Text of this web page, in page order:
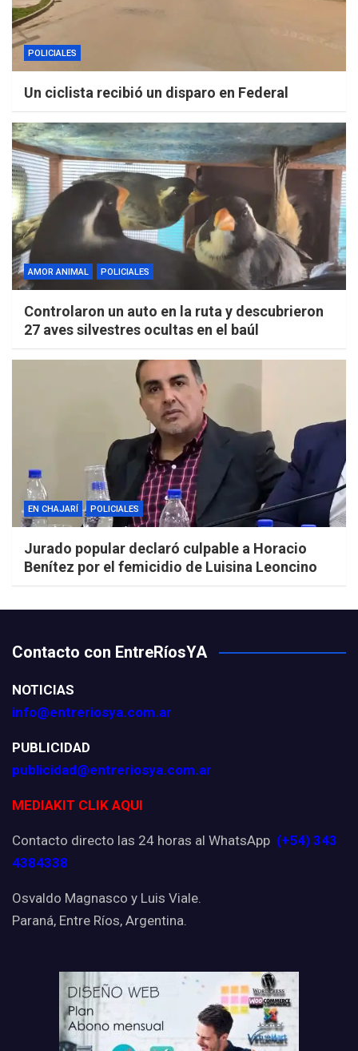
POLICIALES
Un ciclista recibió un disparo en Federal
AMOR ANIMAL POLICIALES
Controlaron un auto en la ruta y descubrieron
27 aves silvestres ocultas en el baúl
EN CHAJARÍ POLICIALES
Jurado popular declaró culpable a Horacio
Benítez por el femicidio de Luisina Leoncino
Contacto con EntreRíosYA
NOTICIAS
info@entreriosya.com.ar
PUBLICIDAD
publicidad@entreriosya.com.ar
MEDIAKIT CLIK AQUI
Contacto directo las 24 horas al WhatsApp (+54) 343
4384338
Osvaldo Magnasco y Luis Viale.
Paraná, Entre Ríos, Argentina.